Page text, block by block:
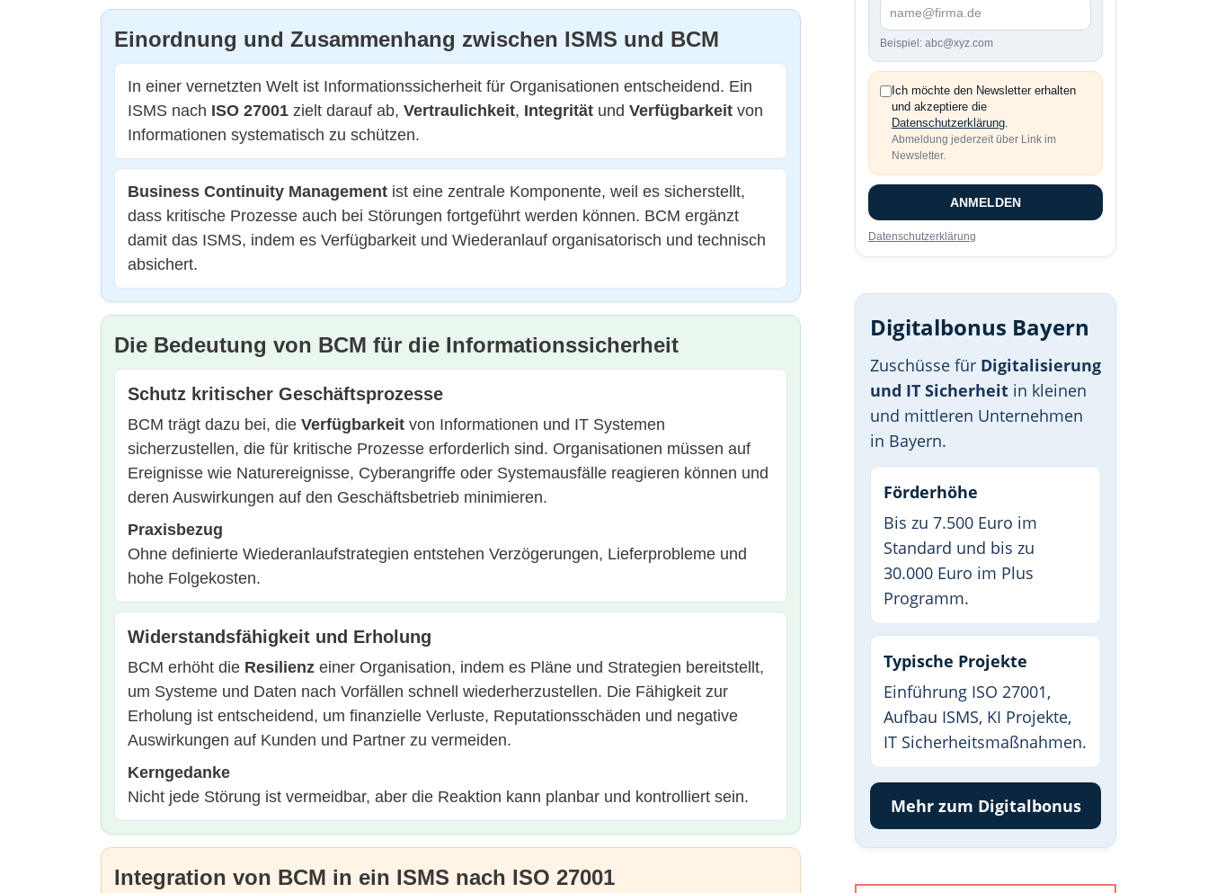
Einordnung und Zusammenhang zwischen ISMS und BCM
In einer vernetzten Welt ist Informationssicherheit für Organisationen entscheidend. Ein
ISMS nach ISO 27001 zielt darauf ab, Vertraulichkeit, Integrität und Verfügbarkeit von
Informationen systematisch zu schützen.
Business Continuity Management ist eine zentrale Komponente, weil es sicherstellt,
dass kritische Prozesse auch bei Störungen fortgeführt werden können. BCM ergänzt
damit das ISMS, indem es Verfügbarkeit und Wiederanlauf organisatorisch und technisch
absichert.
Die Bedeutung von BCM für die Informationssicherheit
Schutz kritischer Geschäftsprozesse
BCM trägt dazu bei, die Verfügbarkeit von Informationen und IT Systemen
sicherzustellen, die für kritische Prozesse erforderlich sind. Organisationen müssen auf
Ereignisse wie Naturereignisse, Cyberangriffe oder Systemausfälle reagieren können und
deren Auswirkungen auf den Geschäftsbetrieb minimieren.
Praxisbezug
Ohne definierte Wiederanlaufstrategien entstehen Verzögerungen, Lieferprobleme und
hohe Folgekosten.
Widerstandsfähigkeit und Erholung
BCM erhöht die Resilienz einer Organisation, indem es Pläne und Strategien bereitstellt,
um Systeme und Daten nach Vorfällen schnell wiederherzustellen. Die Fähigkeit zur
Erholung ist entscheidend, um finanzielle Verluste, Reputationsschäden und negative
Auswirkungen auf Kunden und Partner zu vermeiden.
Kerngedanke
Nicht jede Störung ist vermeidbar, aber die Reaktion kann planbar und kontrolliert sein.
Integration von BCM in ein ISMS nach ISO 27001
Beispiel: abc@xyz.com
Ich möchte den Newsletter erhalten
und akzeptiere die
Datenschutzerklärung.
Abmeldung jederzeit über Link im
Newsletter.
ANMELDEN
Datenschutzerklärung
Digitalbonus Bayern
Zuschüsse für Digitalisierung
und IT Sicherheit in kleinen
und mittleren Unternehmen
in Bayern.
Förderhöhe
Bis zu 7.500 Euro im
Standard und bis zu
30.000 Euro im Plus
Programm.
Typische Projekte
Einführung ISO 27001,
Aufbau ISMS, KI Projekte,
IT Sicherheitsmaßnahmen.
Mehr zum Digitalbonus